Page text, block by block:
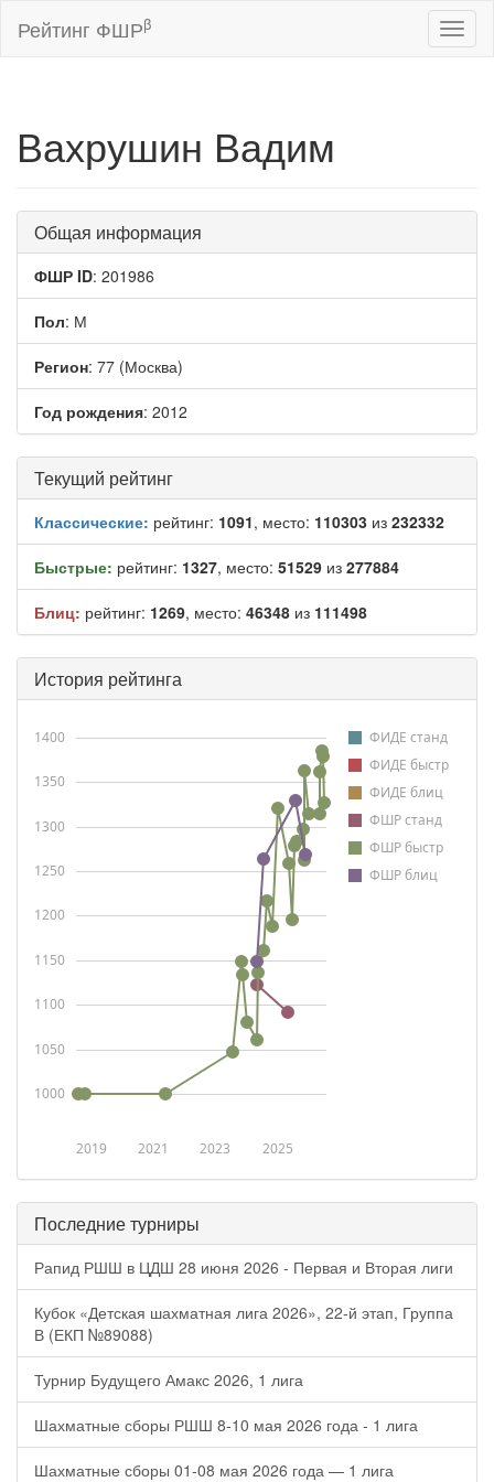
Рейтинг ФШРβ
Вахрушин Вадим
Общая информация
ФШР ID: 201986
Пол: М
Регион: 77 (Москва)
Год рождения: 2012
Текущий рейтинг
Классические: рейтинг: 1091, место: 110303 из 232332
Быстрые: рейтинг: 1327, место: 51529 из 277884
Блиц: рейтинг: 1269, место: 46348 из 111498
История рейтинга
ФИДЕ станд
ФИДЕ быстр
ФИДЕ блиц
ФШР станд
ФШР быстр
ФШР блиц
2019 2021 2023 2025
1000
1050
1100
1150
1200
1250
1300
1350
1400
Последние турниры
Рапид РШШ в ЦДШ 28 июня 2026 - Первая и Вторая лиги
Кубок «Детская шахматная лига 2026», 22-й этап, Группа
В (ЕКП №89088)
Турнир Будущего Амакс 2026, 1 лига
Шахматные сборы РШШ 8-10 мая 2026 года - 1 лига
Шахматные сборы 01-08 мая 2026 года — 1 лига